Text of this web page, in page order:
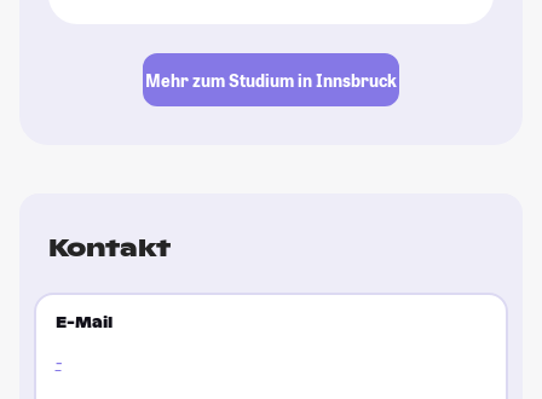
Mehr zum Studium in Innsbruck
Kontakt
E-Mail
-